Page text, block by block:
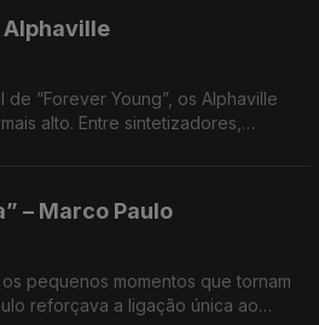
Alphaville
“Forever Young”, os Alphaville
alto. Entre sintetizadores,
– Marco Paulo
pequenos momentos que tornam
reforçava a ligação única ao